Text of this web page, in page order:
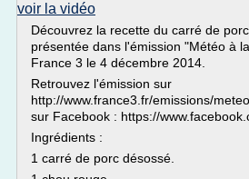
voir la vidéo
Découvrez la recette du carré de
présentée dans l'émission "Météo à
France 3 le 4 décembre 2014.
Retrouvez l'émission sur
http://www.france3.fr/emissions/
sur Facebook : https://
Ingrédients :
1 carré de porc désossé.